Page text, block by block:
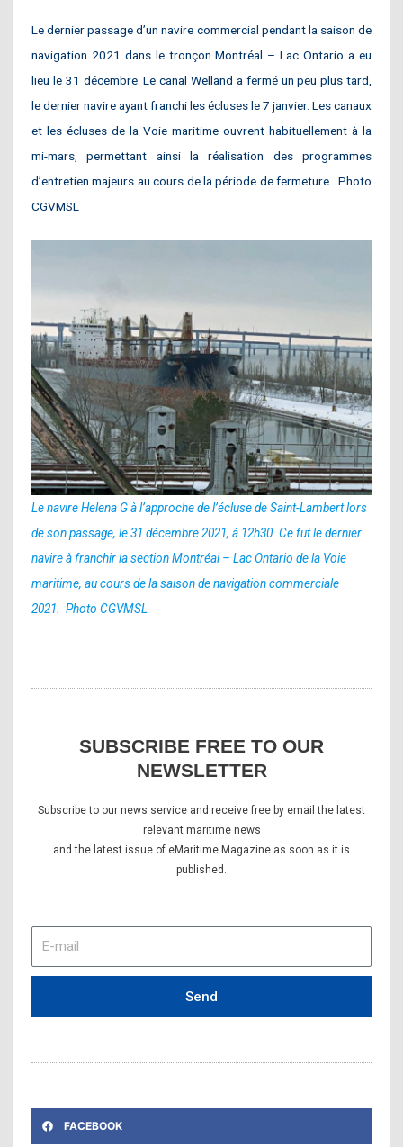
Le dernier passage d’un navire commercial pendant la saison de
navigation 2021 dans le tronçon Montréal – Lac Ontario a eu
lieu le 31 décembre. Le canal Welland a fermé un peu plus tard,
le dernier navire ayant franchi les écluses le 7 janvier. Les canaux
et les écluses de la Voie maritime ouvrent habituellement à la
mi-mars, permettant ainsi la réalisation des programmes
d’entretien majeurs au cours de la période de fermeture.
Photo
CGVMSL
Le navire Helena G à l’approche de l’écluse de Saint-Lambert lors
de son passage, le 31 décembre 2021, à 12h30. Ce fut le dernier
navire à franchir la section Montréal – Lac Ontario de la Voie
maritime, au cours de la saison de navigation commerciale
2021. Photo CGVMSL
SUBSCRIBE FREE TO OUR
NEWSLETTER
Subscribe to our news service and receive free by email the latest
relevant maritime news
and the latest issue of eMaritime Magazine as soon as it is
published.
mail
Send
FACEBOOK